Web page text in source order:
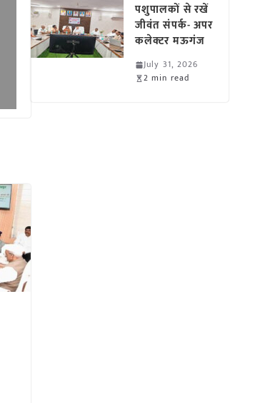
पशुपालकों से रखें
जीवंत संपर्क- अपर
कलेक्टर मऊगंज
July 31, 2026
2 min read